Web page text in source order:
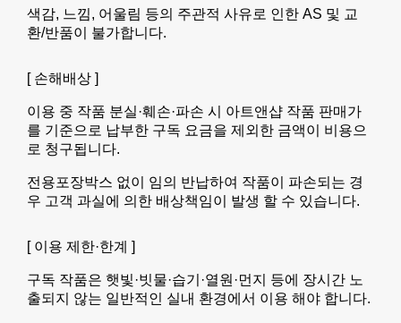
색감, 느낌, 어울림 등의 주관적 사유로 인한 AS 및 교
환/반품이 불가합니다.
[ 손해배상 ]
이용 중 작품 분실·훼손·파손 시 아트앤샵 작품 판매가
를 기준으로 납부한 구독 요금을 제외한 금액이 비용으
로 청구됩니다.
전용포장박스 없이 임의 반납하여 작품이 파손되는 경
우 고객 과실에 의한 배상책임이 발생 할 수 있습니다.
[ 이용 제한·한계 ]
구독 작품은 햇빛·빗물·습기·열원·먼지 등에 장시간 노
출되지 않는 일반적인 실내 환경에서 이용 해야 합니다.